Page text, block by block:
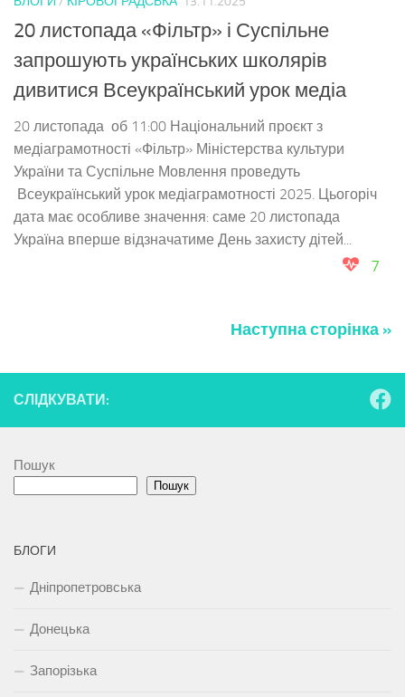
20 листопада «Фільтр» і Суспільне
запрошують українських школярів
дивитися Всеукраїнський урок медіа
20 листопада об 11:00 Національний проєкт з
медіаграмотності «Фільтр» Міністерства культури
України та Суспільне Мовлення проведуть
Всеукраїнський урок медіаграмотності 2025. Цьогоріч
дата має особливе значення: саме 20 листопада
Україна вперше відзначатиме День захисту дітей...
7
Наступна сторінка »
СЛІДКУВАТИ:
Пошук
Пошук
БЛОГИ
Дніпропетровська
Донецька
Запорізька